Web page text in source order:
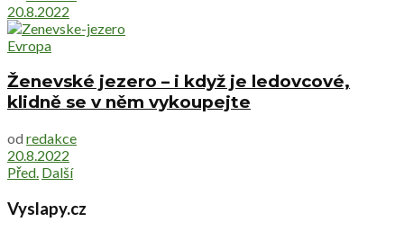
20.8.2022
Evropa
Ženevské jezero – i když je ledovcové,
klidně se v něm vykoupejte
od redakce
20.8.2022
Před. Další
Vyslapy.cz